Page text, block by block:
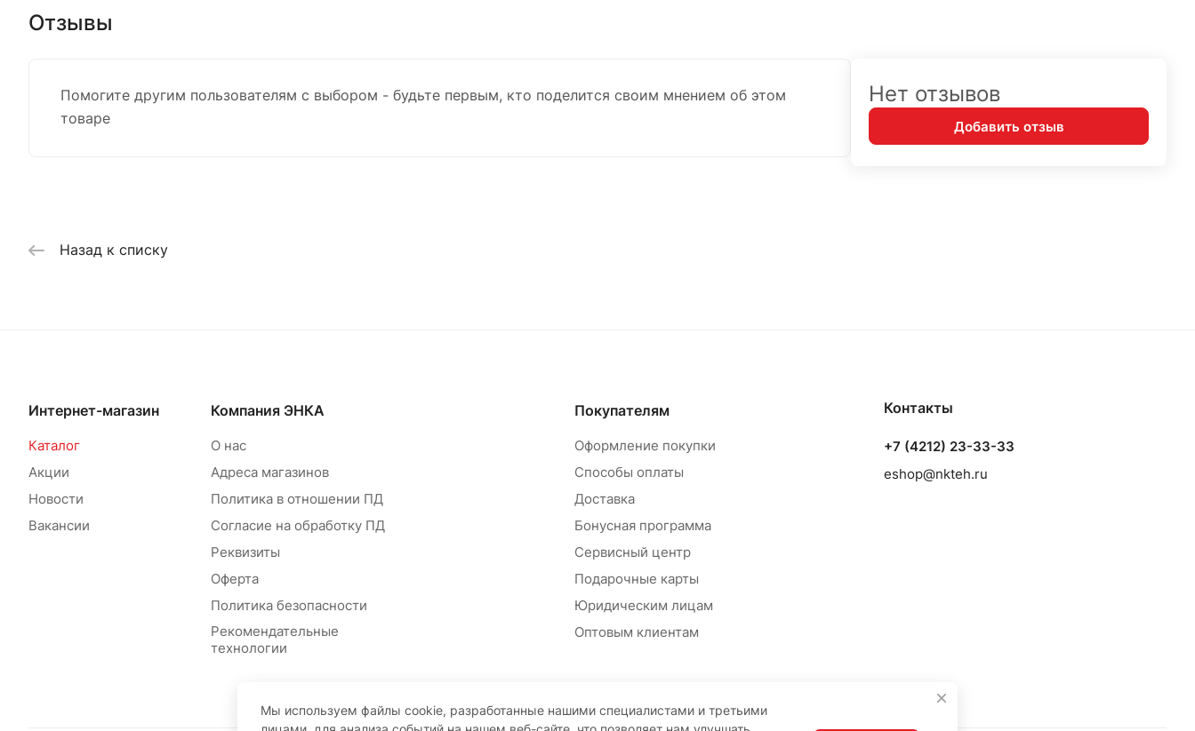
Отзывы
Помогите другим пользователям с выбором - будьте первым, кто поделится своим мнением об этом
товаре
Нет отзывов
Добавить отзыв
Назад к списку
Интернет-магазин
Каталог
Акции
Новости
Вакансии
Компания ЭНКА
О нас
Адреса магазинов
Политика в отношении ПД
Согласие на обработку ПД
Реквизиты
Оферта
Политика безопасности
Рекомендательные
технологии
Покупателям
Оформление покупки
Способы оплаты
Доставка
Бонусная программа
Сервисный центр
Подарочные карты
Юридическим лицам
Оптовым клиентам
Контакты
+7 (4212) 23-33-33
eshop@nkteh.ru
Мы используем файлы cookie, разработанные нашими специалистами и третьими